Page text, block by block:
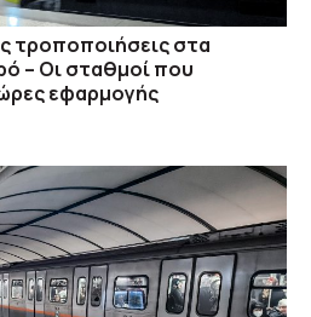
τροποποιήσεις στα
– Οι σταθμοί που
εφαρμογής